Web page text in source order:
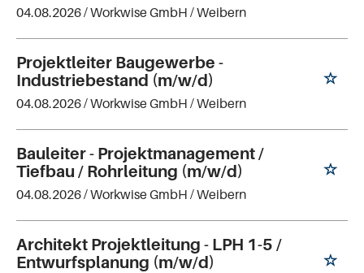
04.08.2026 /Workwise GmbH / Weibern
Projektleiter Baugewerbe -
Industriebestand (m/w/d)
04.08.2026 /Workwise GmbH / Weibern
Bauleiter - Projektmanagement /
Tiefbau / Rohrleitung (m/w/d)
04.08.2026 /Workwise GmbH / Weibern
Architekt Projektleitung - LPH 1-5 /
Entwurfsplanung (m/w/d)